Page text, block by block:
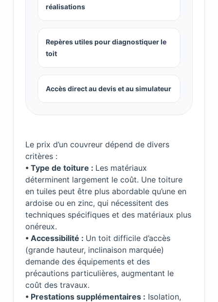
réalisations
Repères utiles pour diagnostiquer le
toit
Accès direct au devis et au simulateur
Le prix d’un couvreur dépend de divers
critères :
• Type de toiture : Les matériaux
déterminent largement le coût. Une toiture
en tuiles peut être plus abordable qu’une en
ardoise ou en zinc, qui nécessitent des
techniques spécifiques et des matériaux plus
onéreux.
• Accessibilité : Un toit difficile d’accès
(grande hauteur, inclinaison marquée)
demande des équipements et des
précautions particulières, augmentant le
coût des travaux.
• Prestations supplémentaires : Isolation,